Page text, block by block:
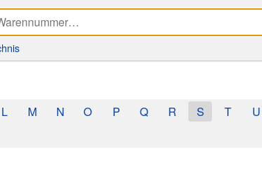
L M N O P Q R S T U